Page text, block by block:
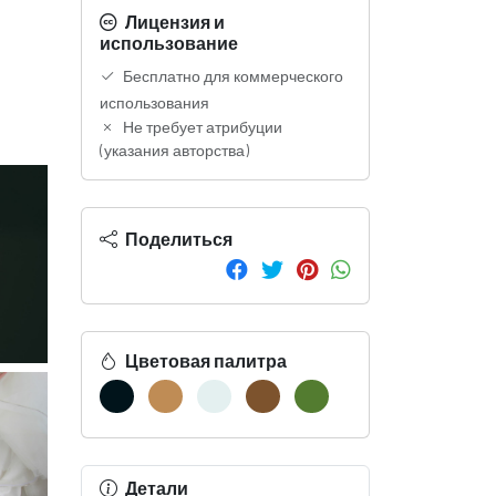
Лицензия и
использование
Бесплатно для коммерческого
использования
Не требует атрибуции
(указания авторства)
Поделиться
Цветовая палитра
Детали